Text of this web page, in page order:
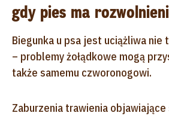
gdy pies ma
Biegunka u psa jest uciążliwa nie
– problemy żołądkowe mogą
także samemu czworonogowi.
Zaburzenia trawienia